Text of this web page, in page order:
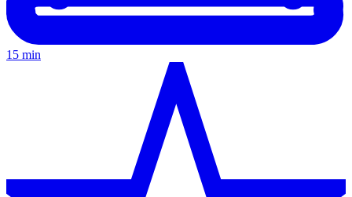
15 min